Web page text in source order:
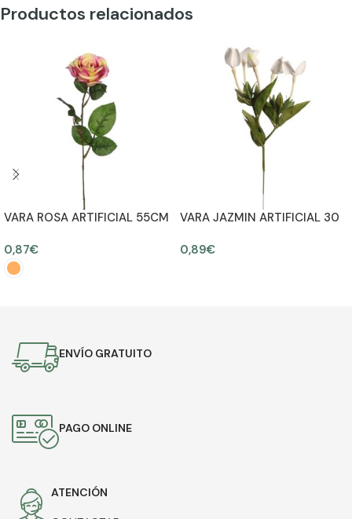
Productos relacionados
VARA ROSA ARTIFICIAL 55CM
0,87€
VARA JAZMIN ARTIFICIAL 30
0,89€
ENVÍO GRATUITO
PAGO ONLINE
ATENCIÓN